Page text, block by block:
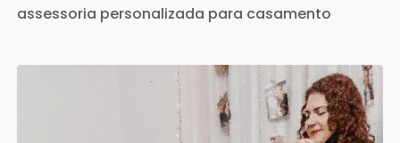
assessoria personalizada para casamento